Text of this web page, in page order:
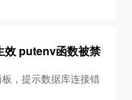
效 putenv函数被禁
，提示数据库连接错